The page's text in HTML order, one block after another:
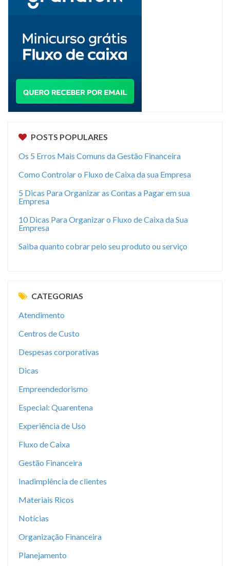
POSTS POPULARES
Os 5 Erros Mais Comuns da Gestão Financeira
Como Controlar o Fluxo de Caixa da sua Empresa
5 Dicas Para Organizar as Contas a Pagar em sua
Empresa
10 Dicas Para Organizar o Fluxo de Caixa da Sua
Empresa
Saiba quanto cobrar pelo seu produto ou serviço
CATEGORIAS
Atendimento
Centros de Custo
Despesas corporativas
Dicas
Empreendedorismo
Especial: Quarentena
Experiência de Uso
Fluxo de Caixa
Gestão Financeira
Inadimplência de clientes
Materiais Ricos
Notícias
Organização Financeira
Planejamento